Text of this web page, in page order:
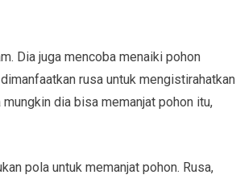
Dia juga mencoba menaiki pohon
rusa untuk mengistirahatkan
dia bisa memanjat pohon itu,
pola untuk memanjat pohon. Rusa,